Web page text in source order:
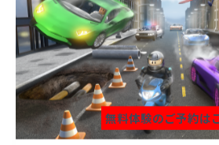
いて自動化することができます。
リに登録することで、アプリが買
し、効率的な買い物を実現してく
プログラミング的思考は日常生活
な能力です。当教室では、プログラ
つけ、身近な問題を解決するための
無料体験のご予約は